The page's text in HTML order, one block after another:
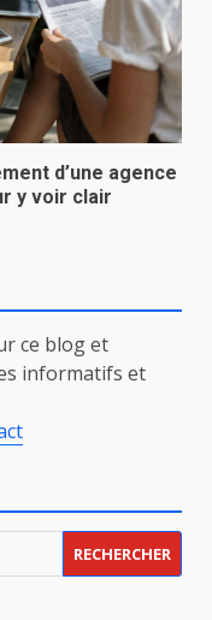
d’une agence
y voir clair
ce blog et
informatifs et